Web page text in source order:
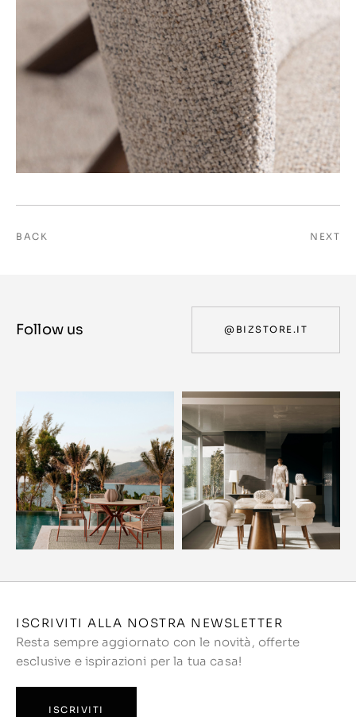
BACK NEXT
Follow us @BIZSTORE.IT
ISCRIVITI ALLA NOSTRA NEWSLETTER
Resta sempre aggiornato con le novità, offerte
esclusive e ispirazioni per la tua casa!
ISCRIVITI